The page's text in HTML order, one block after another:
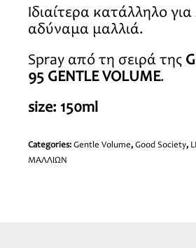
Ιδιαίτερα κατάλληλο
αδύναμα μαλλιά.
Spray από τη σειρά της
95 GENTLE VOLUME.
size: 150ml
Categories: Gentle Volume, Good Society,
ΜΑΛΛΙΩΝ